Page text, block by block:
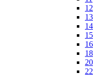
12
13
14
15
16
18
20
22